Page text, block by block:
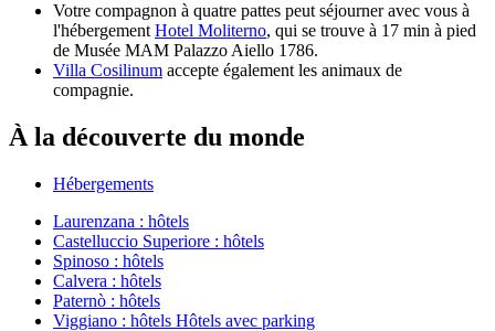
Votre compagnon à quatre pattes peut séjourner avec vous à
l'hébergement Hotel Moliterno, qui se trouve à 17 min à pied
de Musée MAM Palazzo Aiello 1786.
Villa Cosilinum accepte également les animaux de
compagnie.
À la découverte du monde
Hébergements
Laurenzana : hôtels
Castelluccio Superiore : hôtels
Spinoso : hôtels
Calvera : hôtels
Paternò : hôtels
Viggiano : hôtels Hôtels avec parking